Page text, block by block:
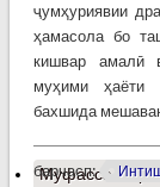
ҷумҳуриявии
ҳамасола бо
кишвар амалӣ
муҳими ҳаёти
бахшида
барчасп:
Муфассалтар